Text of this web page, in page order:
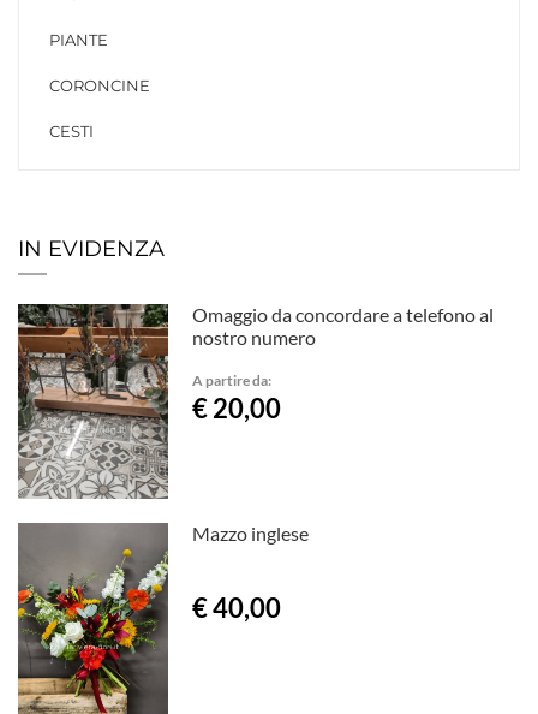
PIANTE
CORONCINE
CESTI
IN EVIDENZA
Omaggio da concordare a telefono al
nostro numero
A partire da:
€ 20,00
Mazzo inglese
€ 40,00